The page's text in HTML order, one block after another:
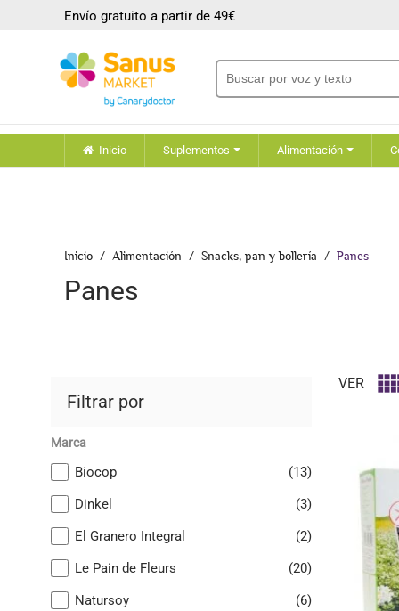
Envío gratuito a partir de 49€
Inicio Suplementos Alimentación
Inicio Alimentación Snacks, pan y bollería Panes
Panes
Filtrar por
Marca
Biocop
(13)
Dinkel
(3)
El Granero Integral
(2)
Le Pain de Fleurs
(20)
Natursoy
(6)
VER